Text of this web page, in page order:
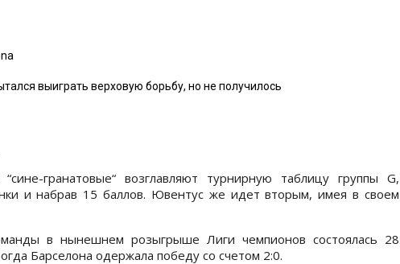
гранатовые“ возглавляют турнирную таблицу группы G,
и набрав 15 баллов. Ювентус же идет вторым, имея в своем
в нынешнем розыгрыше Лиги чемпионов состоялась 28
Барселона одержала победу со счетом 2:0.